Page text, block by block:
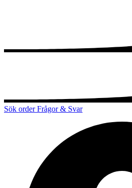
Sök orderFrågor & Svar